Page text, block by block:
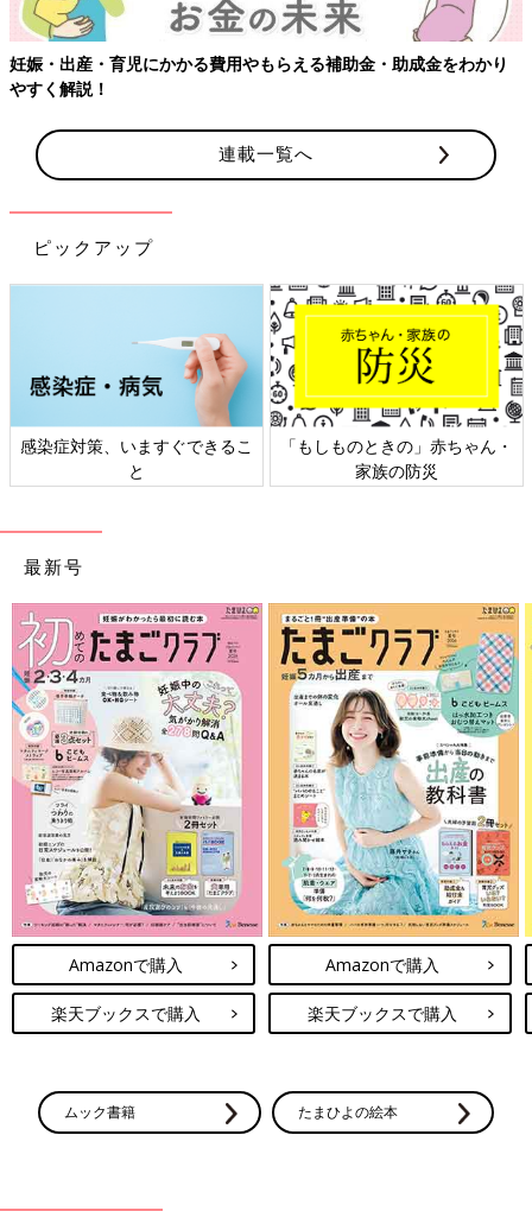
連載一覧へ
ピックアップ
日本外来小児科学会リーフレッ
ト検討会
六星占術 細木かおりさんの人生
相談
最新号
Amazonで購入
楽天ブックスで購入
Amazonで購入
楽天ブックスで購入
ムック書籍 たまひよの絵本